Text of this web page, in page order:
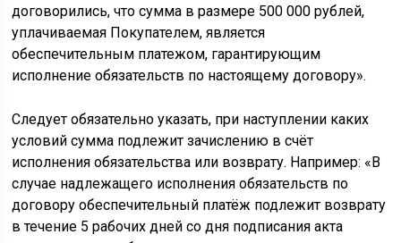
договорились, что сумма в размере 500 000 рублей,
уплачиваемая Покупателем, является
обеспечительным платежом, гарантирующим
исполнение обязательств по настоящему договору».
Следует обязательно указать, при наступлении каких
условий сумма подлежит зачислению в счёт
исполнения обязательства или возврату. Например: «В
случае надлежащего исполнения обязательств по
договору обеспечительный платёж подлежит возврату
в течение 5 рабочих дней со дня подписания акта